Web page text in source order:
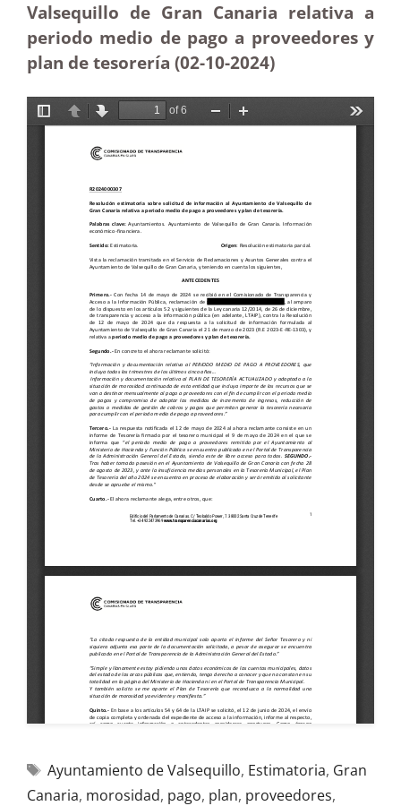
Valsequillo de Gran Canaria relativa a
periodo medio de pago a proveedores y
plan de tesorería (02-10-2024)
Ayuntamiento de Valsequillo, Estimatoria, Gran
Canaria, morosidad, pago, plan, proveedores,